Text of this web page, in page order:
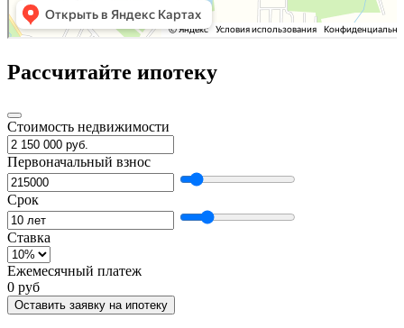
Рассчитайте ипотеку
Стоимость недвижимости
Первоначальный взнос
Срок
Ставка
Ежемесячный платеж
0 руб
Оставить заявку на ипотеку